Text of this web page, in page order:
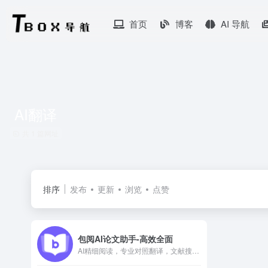
首页 博客 AI 导航
排序 发布 更新 浏览 点赞
包阅AI论文助手-高效全面